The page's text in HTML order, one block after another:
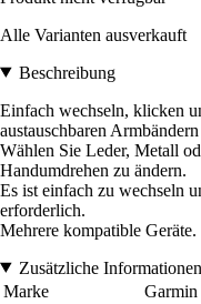
Alle Varianten ausverkauft
Beschreibung
Einfach wechseln, klicken
austauschbaren
Wählen Sie Leder, Metall
Handumdrehen zu ändern.
Es ist einfach zu wechseln
erforderlich.
Mehrere kompatible Geräte.
Zusätzliche Informationen
Marke
Garmin